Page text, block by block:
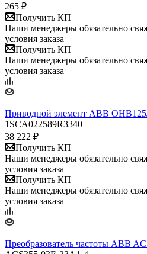
265 ₽
Получить КП
Наши менеджеры обязательно
условия заказа
Получить КП
Наши менеджеры обязательно
условия заказа
Приводной элемент ABB
1SCA022589R3340
38 222 ₽
Получить КП
Наши менеджеры обязательно
условия заказа
Получить КП
Наши менеджеры обязательно
условия заказа
Преобразователь частоты ABB